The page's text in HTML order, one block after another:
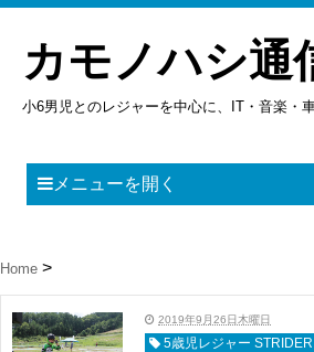
カモノハシ通
小6男児とのレジャーを中心に、IT・音楽・
メニューを開く
Home
2019年9月26日木曜日
5歳児レジャー